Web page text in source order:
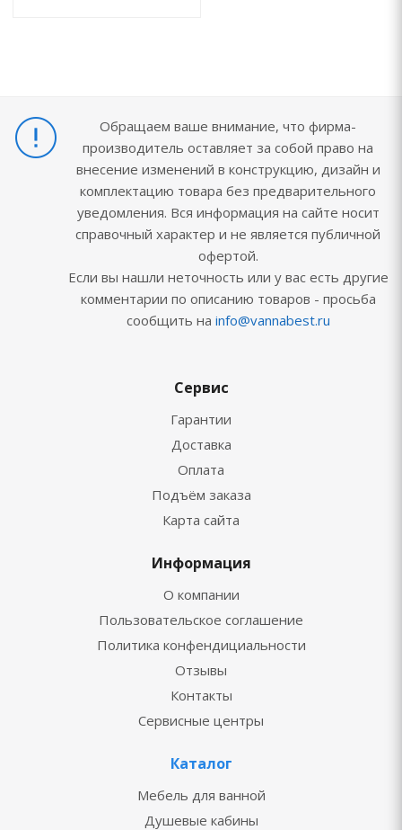
Обращаем ваше внимание, что фирма-
производитель оставляет за собой право на
внесение изменений в конструкцию, дизайн и
комплектацию товара без предварительного
уведомления. Вся информация на сайте носит
справочный характер и не является публичной
офертой.
Если вы нашли неточность или у вас есть другие
комментарии по описанию товаров - просьба
сообщить на info@vannabest.ru
Сервис
Гарантии
Доставка
Оплата
Подъём заказа
Карта сайта
Информация
О компании
Пользовательское соглашение
Политика конфендициальности
Отзывы
Контакты
Сервисные центры
Каталог
Мебель для ванной
Душевые кабины